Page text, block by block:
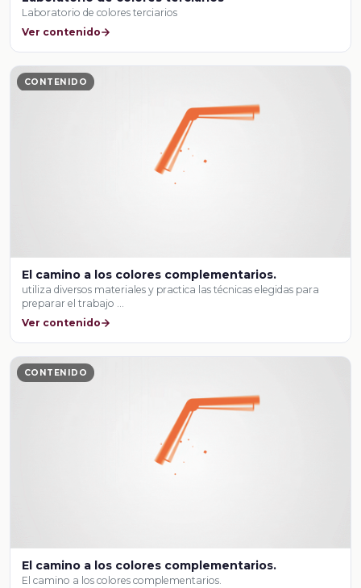
Laboratorio de colores terciarios
Ver contenido
CONTENIDO
El camino a los colores complementarios.
utiliza diversos materiales y practica las técnicas elegidas para
preparar el trabajo …
Ver contenido
CONTENIDO
El camino a los colores complementarios.
El camino a los colores complementarios.